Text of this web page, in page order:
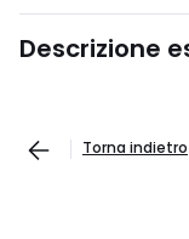
Descrizione
Torna indietro